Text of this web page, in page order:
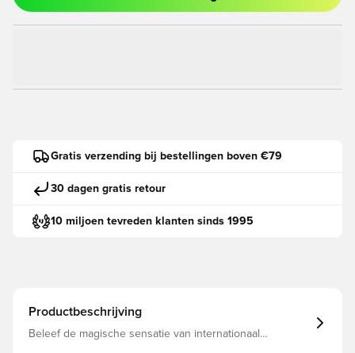
Gratis verzending bij bestellingen boven €79
30 dagen gratis retour
10 miljoen tevreden klanten sinds 1995
Productbeschrijving
Beleef de magische sensatie van internationaal